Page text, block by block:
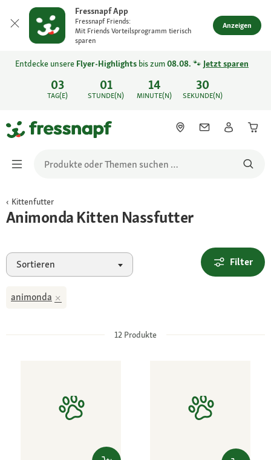
Fressnapf App
Fressnapf Friends:
Mit Friends Vorteilsprogramm tierisch
sparen
Anzeigen
03
TAG(E)
01
STUNDE(N)
14
MINUTE(N)
30
SEKUNDE(N)
Entdecke unsere Flyer-Highlights bis zum08.08. 🐾 Jetzt sparen
Kittenfutter
Animonda Kitten Nassfutter
Sortieren Filter
animonda
12 Produkte